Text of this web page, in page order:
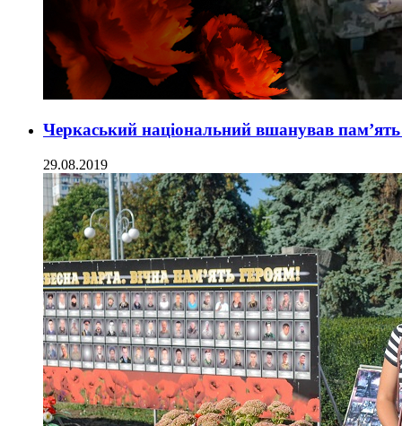
Черкаський національний вшанував пам’ять
29.08.2019